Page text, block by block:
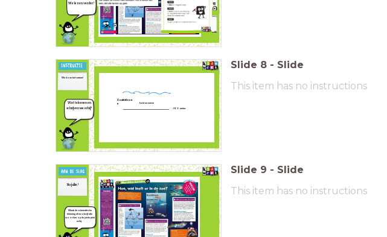
We lezen verder!
We doen het samen!
Wat tekenen en
schrijven we erbij?
-200 meter
Zonlichtzon
e
Licht en warm
Slide 8 - Slide
This item has no instructions
Maak de schematische
tekening af en schrijf alle
woorden op de juiste plek
erbij.
Nu jullie!
Slide 9 - Slide
This item has no instructions